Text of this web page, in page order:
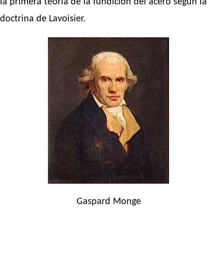
la primera teoría de la fundición del acero según la
doctrina de Lavoisier.
Gaspard Monge